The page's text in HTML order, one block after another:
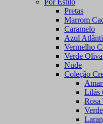
Por Estilo
Pretas
Marrom
Caramelo
Azul
Vermelho
Verde Oliva
Nude
Coleção
Lilás
Rosa